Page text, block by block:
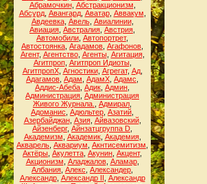
Абрамочкин, Абстракционизм
Абсурд, Авангард, Аватар, Аввакум
Авдеевка, Авель, Авиалинии,
Авиация Австралия Австрия
Автомобили Автопортрет,
Автостоянка Агадамов Агафонов
Агент, Агентство, Агенты, Агитация,
Агитпроп, Агитпроп Идиоты,
АгитпропХ, Агностики, Агрегат, Ад,
Адагамов Адам АдамХ Адамс
Аддис-Абеба Адик Админ
Администрация Администрация
Живого Журнала.
Адмирал
Адоманис Адюльтер Азатий
Азербайджан, Азия, Айвазовский,
Айзенберг, Айнзатцгруппа D
Академизм Академик, Академия,
Акварель Аквариум Акнтисемитизм
Актёры Акулетта Акунин Акцент,
Акционизм Аладжалов, Аламар,
Албания Алекс Александер
Александр, Александр II Александр